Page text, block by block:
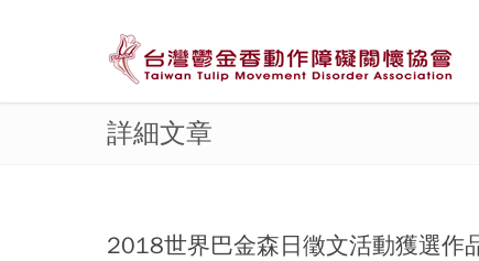
詳細文章
2018世界巴金森日徵文活動獲選作